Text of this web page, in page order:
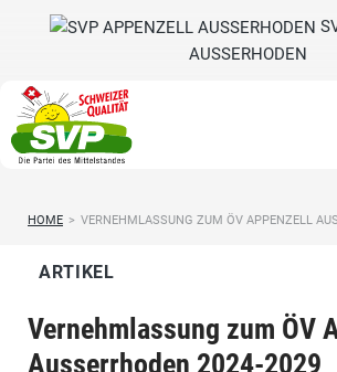
AUSSERHODEN
HOME > VERNEHMLASSUNG ZUM ÖV APPENZELL
ARTIKEL
Vernehmlassung zum ÖV
Ausserrhoden 2024-2029